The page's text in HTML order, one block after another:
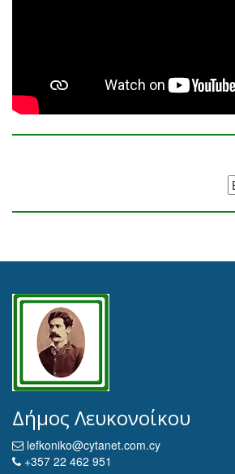
Δήμος Λευκονοίκου
lefkoniko@cytanet.com.cy
+357 22 462 951